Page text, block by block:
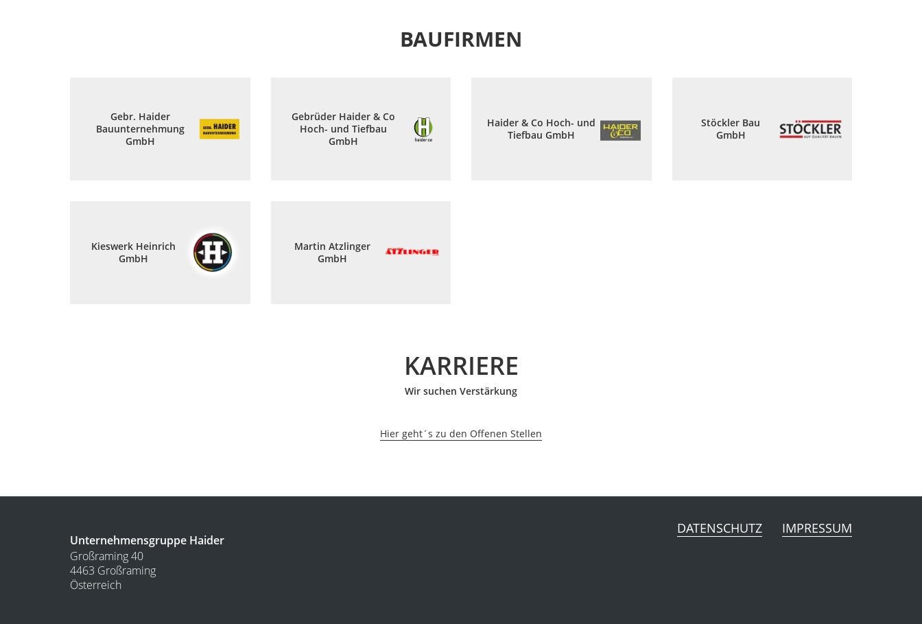
BAUFIRMEN
Gebr. Haider
Bauunternehmung
GmbH
Gebrüder Haider & Co
Hoch- und Tiefbau
GmbH
Haider & Co Hoch- und
Tiefbau GmbH
Stöckler Bau
GmbH
Kieswerk Heinrich
GmbH
Martin Atzlinger
GmbH
KARRIERE
Wir suchen Verstärkung
Hier geht´s zu den Offenen Stellen
Unternehmensgruppe Haider
Großraming 40
4463 Großraming
Österreich
DATENSCHUTZ IMPRESSUM